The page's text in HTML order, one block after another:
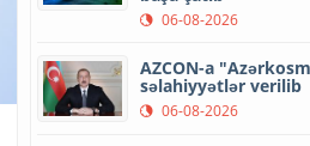
06-08-2026
AZCON-a
səlahiyyətlər verilib
06-08-2026